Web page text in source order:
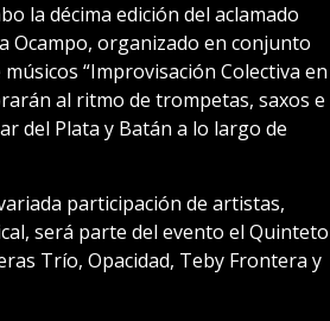
la décima edición del aclamado
Ocampo, organizado en conjunto
“Improvisación Colectiva en
al ritmo de trompetas, saxos e
del Plata y Batán a lo largo de
participación de artistas,
será parte del evento el Quinteto
Trío, Opacidad, Teby Frontera y